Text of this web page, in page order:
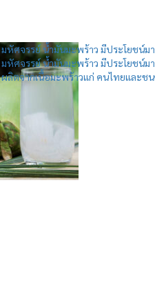
มหัศจรรย์ น้ำมันมะพร้าว มีประโยชน์ม
มหัศจรรย์ น้ำมันมะพร้าว มีประโยชน์ม
ผลิตจากเนื้อมะพร้าวแก่ คนไทยและชน